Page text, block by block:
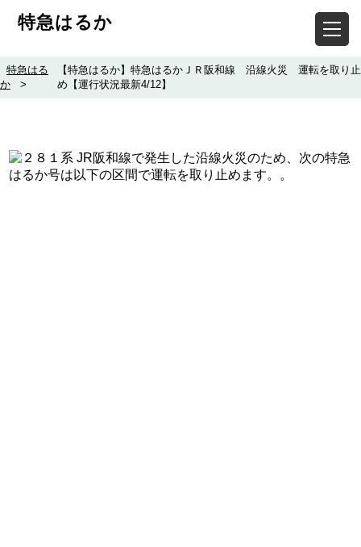
特急はるか
特急はる
か
>
【特急はるか】特急はるかＪＲ阪和線 沿線火災 運転を取り止
め【運行状況最新4/12】
JR阪和線で発生した沿線火災のため、次の特急
はるか号は以下の区間で運転を取り止めます。。